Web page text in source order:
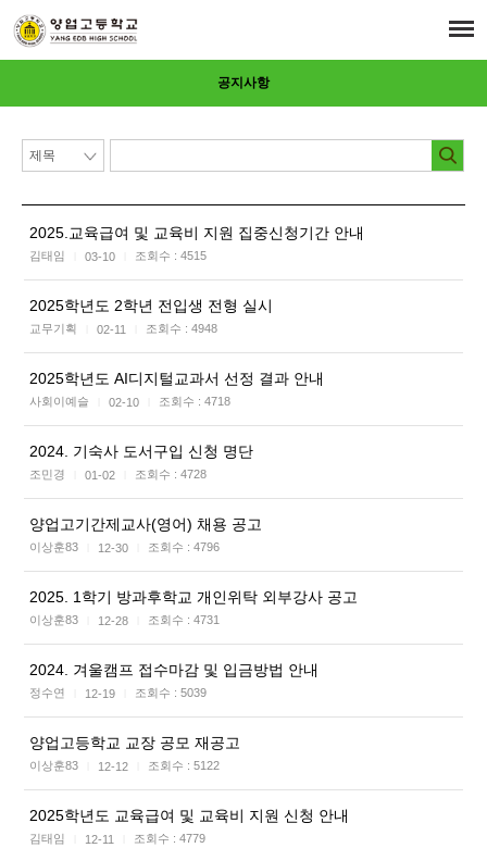
공지사항
2025.교육급여 및 교육비 지원 집중신청기간 안내
김태임 03-10 조회수 : 4515
2025학년도 2학년 전입생 전형 실시
교무기획 02-11 조회수 : 4948
2025학년도 AI디지털교과서 선정 결과 안내
사회이예슬 02-10 조회수 : 4718
2024. 기숙사 도서구입 신청 명단
조민경 01-02 조회수 : 4728
양업고기간제교사(영어) 채용 공고
이상훈83 12-30 조회수 : 4796
2025. 1학기 방과후학교 개인위탁 외부강사 공고
이상훈83 12-28 조회수 : 4731
2024. 겨울캠프 접수마감 및 입금방법 안내
정수연 12-19 조회수 : 5039
양업고등학교 교장 공모 재공고
이상훈83 12-12 조회수 : 5122
2025학년도 교육급여 및 교육비 지원 신청 안내
김태임 12-11 조회수 : 4779